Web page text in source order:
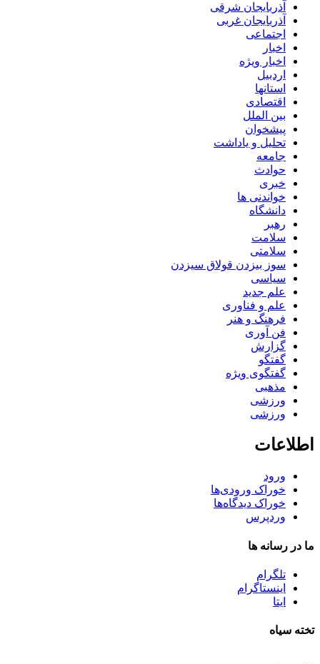
آذربایجان شرقی
آذربایجان غربی
اجتماعی
اخبار
اخبار ویژه
اردبیل
استانها
اقتصادی
بین الملل
پیشخوان
تحلیل و یاداشت
جامعه
حوادث
خبری
خواندنی ها
دانشگاه
رهبر
سلامت
سلامتی
سوز بیزدن قولاق سیزدن
سیاسی
علم جدید
علم و فناوری
فرهنگ و هنر
فن آوری
گزارش
گفتگو
گفتگوی ویژه
مذهبی
ورزشی
ورزشی
اطلاعات
ورود
خوراک ورودی‌ها
خوراک دیدگاه‌ها
وردپرس
ما در رسانه ها
تلگرام
اینستاگرام
ایتا
تخته سیاه